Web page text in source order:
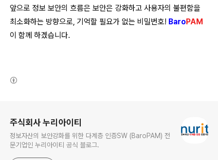
앞으로 정보 보안의 흐름은 보안은 강화하고 사용자의 불편함을
최소화하는 방향으로, 기억할 필요가 없는 비밀번호! BaroPAM
이 함께 하겠습니다.
주식회사 누리아이티
정보자산의 보안강화를 위한 다계층 인증SW (BaroPAM) 전
문기업인 누리아이티 공식 블로그.